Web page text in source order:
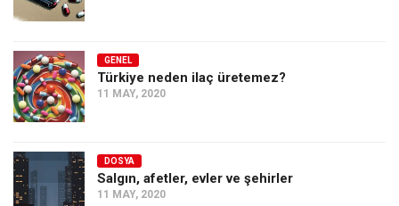
GENEL
Türkiye neden ilaç üretemez?
11 MAY, 2020
DOSYA
Salgın, afetler, evler ve şehirler
11 MAY, 2020